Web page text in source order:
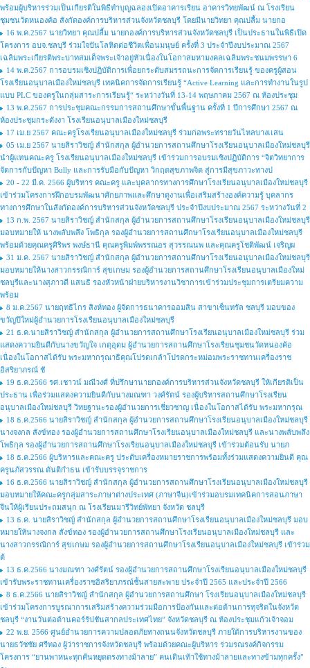
พร้อมผู้บริหารร่วมเป็นเกียรติในพิธีทำบุญฉลองเปิดอาคารเรียน อาคารวิทยพัฒน์ ณ โรงเรียน
ชุมชนวัดหนองค้อ สังกัดองค์การบริหารส่วนจังหวัดชลบุรี โดยมีนายวิทยา คุณปลื้ม นายกอ
16 พ.ค.2567 นายวิทยา คุณปลื้ม นายกองค์การบริหารส่วนจังหวัดชลบุรี เป็นประธานในพิธีเปิด
โครงการ อบจ.ชลบุรี ร่วมใจปันโลหิตต่อชีวิตเพื่อนมนุษย์ ครั้งที่ 3 ประจำปีงบประมาณ 2567
เฉลิมพระเกียรติพระบาทสมเด็จพระเจ้าอยู่หัวเนื่องในโอกาสมหามงคลเฉลิมพระชนมพรรษา 6
14 พ.ค.2567 การอบรมเชิงปฏิบัติการเพื่อยกระดับสมรรถนะการจัดการเรียนรู้ ของครูผู้สอน
โรงเรียนอนุบาลเมืองใหม่ชลบุรี เทคนิคการจัดการเรียนรู้ “Active Learning และการทำงานในรูป
แบบ PLC ของครูในกลุ่มสาระการเรียนรู้“ ระหว่างวันที่ 13-14 พฤษภาคม 2567 ณ ห้องประชุม
13 พ.ค.2567 การประชุมคณะกรรมการสถานศึกษาขั้นพื้นฐาน ครั้งที่ 1 ปีการศึกษา 2567 ณ
ห้องประชุมกระดังงา โรงเรียนอนุบาลเมืองใหม่ชลบุรี
17 เม.ย 2567 คณะครูโรงเรียนอนุบาลเมืองใหม่ชลบุรี ร่วมก่อพระทรายวันไหลบางเเสน
05 เม.ย 2567 นายสิราวิชญ์ สำนักสกุล ผู้อำนวยการสถานศึกษาโรงเรียนอนุบาลเมืองใหม่ชลบุรี
นำผู้แทนคณะครู โรงเรียนอนุบาลเมืองใหม่ชลบุรี เข้าร่วมการอบรมเชิงปฏิบัติการ “จิตวิทยาการ
จัดการกับปัญหา Bully และการรับมือกับปัญหา วิกฤตสุขภาพจิต สู่การมีสุขภาวะทางป
20 - 22 มี.ค. 2566 ผู้บริหาร คณะครู และบุคลากรทางการศึกษาโรงเรียนอนุบาลเมืองใหม่ชลบุรี
เข้าร่วมโครงการฝึกอบรมพัฒนาศักยภาพและศึกษาดูงานเพื่อเสริมสร้างองค์ความรู้ บุคลากร
ทางการศึกษาในสังกัดองค์การบริหารส่วนจังหวัดชลบุรี ประจำปีงบประมาณ 2567 ระหว่างวันที่ 2
13 ก.พ. 2567 นายสิราวิชญ์ สำนักสกุล ผู้อำนวยการสถานศึกษาโรงเรียนอนุบาลเมืองใหม่ชลบุรี
มอบหมายให้ นางพลับพลึง โพธิกุล รองผู้อำนวยการสถานศึกษาโรงเรียนอนุบาลเมืองใหม่ชลบุรี
พร้อมด้วยคุณครูศิริพร พงษ์ธานี คุณครูพิมพ์พรรณอร สุวรรณนพ และคุณครูโชติพัฒน์ เจริญผ
31 ม.ค. 2567 นายสิราวิชญ์ สำนักสกุล ผู้อำนวยการสถานศึกษาโรงเรียนอนุบาลเมืองใหม่ชลบุรี
มอบหมายให้นางสาวกรรณิการ์ สุขเกษม รองผู้อำนวยการสถานศึกษาโรงเรียนอนุบาลเมืองใหม่
ชลบุรีและนางสุภาวดี แสนธิ รองหัวหน้าฝ่ายบริหารงานวิชาการเข้าร่วมประชุมการเตรียมความ
พร้อม
8 ม.ค.2567 นายฤทธิไกร สิงห์ทอง ผู้จัดการธนาคารออมสิน สาขาเซ็นทรัล ชลบุรี มอบของ
ขวัญปีใหม่ผู้อำนวยการโรงเรียนอนุบาลเมืองใหม่ชลบุรี
21 ธ.ค.นายสิราวิชญ์ สำนักสกุล ผู้อำนวยการสถานศึกษาโรงเรียนอนุบาลเมืองใหม่ชลบุรี ร่วม
แสดงความยินดีกับนางขวัญใจ เกตุอุดม ผู้อำนวยการสถานศึกษาโรงเรียนชุมชนวัดหนองค้อ
เนื่องในโอกาสได้รับ พระมหากรุณาธิคุณโปรดเกล้าโปรดกระหม่อมพระราชทานเครื่องราช
อิสริยาภรณ์ ชั
19 ธ.ค.2566 รศ.เชาวน์ มณีวงศ์ ที่ปรึกษานายกองค์การบริหารส่วนจังหวัดชลบุรี ให้เกียรติเป็น
ประธาน เพื่อร่วมแสดงความยินดีกับนางมณฑา วงศ์รัตน์ รองผู้บริหารสถานศึกษาโรงเรียน
อนุบาลเมืองใหม่ชลบุรี วิทยฐานะรองผู้อำนวยการเชี่ยวชาญ เนื่องในโอกาสได้รับ พระมหากรุณ
18 ธ.ค.2566 นายสิราวิชญ์ สำนักสกุล ผู้อำนวยการสถานศึกษาโรงเรียนอนุบาลเมืองใหม่ชลบุรี
นางจงกล สังข์ทอง รองผู้อำนวยการสถานศึกษาโรงเรียนอนุบาลเมืองใหม่ชลบุรี และนางพลับพลึง
โพธิกุล รองผู้อำนวยการสถานศึกษาโรงเรียนอนุบาลเมืองใหม่ชลบุรี เข้าร่วมต้อนรับ นายภ
18 ธ.ค.2566 ผู้บริหารและคณะครู ประดับเครื่องหมายราชการพร้อมทั้งร่วมแสดงความยินดี คุณ
ครูนภัสวรรณ ตันติกำธน เข้ารับบรรจุราชการ
16 ธ.ค.2566 นายสิราวิชญ์ สำนักสกุล ผู้อำนวยการสถานศึกษาโรงเรียนอนุบาลเมืองใหม่ชลบุรี
มอบหมายให้คณะครูกลุ่มสาระภาษาต่างประเทศ (ภาษาจีน)เข้าร่วมอบรมเทคนิคการสอนภาษา
จีนให้ผู้เรียนประถมสนุก ณ โรงเรียนมารีวิทย์พัทยา จังหวัด ชลบุรี
13 ธ.ค. นายสิราวิชญ์ สำนักสกุล ผู้อำนวยการสถานศึกษาโรงเรียนอนุบาลเมืองใหม่ชลบุรี มอบ
หมายให้นางจงกล สังข์ทอง รองผู้อำนวยการสถานศึกษาโรงเรียนอนุบาลเมืองใหม่ชลบุรี และ
นางสาวกรรณิการ์ สุขเกษม รองผู้อำนวยการสถานศึกษาโรงเรียนอนุบาลเมืองใหม่ชลบุรี เข้าร่วม
ต้
13 ธ.ค.2566 นางมณฑา วงศ์รัตน์ รองผู้อำนวยการสถานศึกษาโรงเรียนอนุบาลเมืองใหม่ชลบุรี
เข้ารับพระราชทานเครื่องราชอิสริยาภรณ์ชั้นสายสะพาย ประจำปี 2565 และประจำปี 2566
8 ธ.ค.2566 นายสิราวิชญ์ สำนักสกุล ผู้อำนวยการสถานศึกษา โรงเรียนอนุบาลเมืองใหม่ชลบุรี
เข้าร่วมโครงการบูรณาการเสริมสร้างความร่วมมือการป้องกันและต่อต้านการทุจริตในจังหวัด
ชลบุรี “งานวันต่อต้านคอร์รัปชันสากลประเทศไทย” จังหวัดชลบุรี ณ ห้องประชุมแก้วเจ้าจอม
22 พ.ย. 2566 ศูนย์อำนวยการความปลอดภัยทางถนนจังหวัดชลบุรี ภายใต้การบริหารงานของ
นายธวัชชัย ศรีทอง ผู้ว่าราชการจังหวัดชลบุรี พร้อมด้วยคณะผู้บริหาร ร่วมรณรงค์กิจกรรม
โครงการ “ยานพาหนะทุกคันหยุดตรงทางม้าลาย” คนเดินเท้าใช้ทางม้าลายและทางข้ามทุกครั้ง"